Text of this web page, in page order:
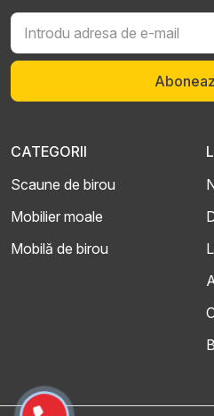
CATEGORII
Scaune de birou
Mobilier moale
Mobilă de birou